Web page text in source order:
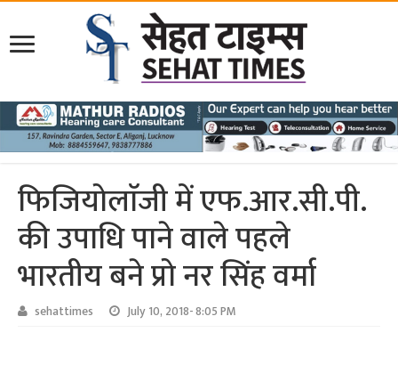
फिजियोलाॅजी में एफ.आर.सी.पी.
की उपाधि पाने वाले पहले
भारतीय बने प्रो नर सिंह वर्मा
sehattimes July 10, 2018- 8:05 PM